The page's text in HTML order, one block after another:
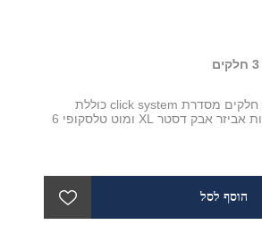
סט חלונות ואבק 3 חלקים מסדרת click system כוללת